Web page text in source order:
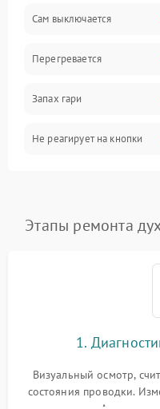
Сам выключается
Перегревается
Запах гари
Не реагирует на кнопки
Этапы ремонта
1.
Визуальный осмотр,
состояния проводки.